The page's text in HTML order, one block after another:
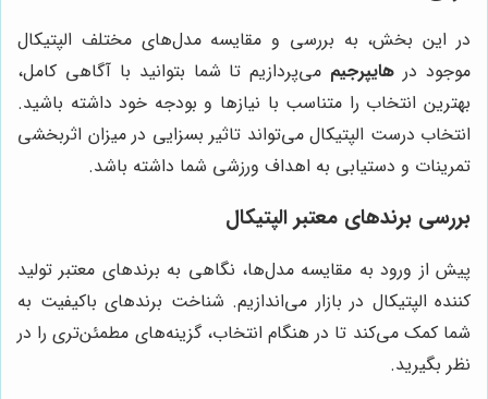
در این بخش، به بررسی و مقایسه مدل‌های مختلف الپتیکال
موجود در هایپرجیم می‌پردازیم تا شما بتوانید با آگاهی کامل،
بهترین انتخاب را متناسب با نیازها و بودجه خود داشته باشید.
انتخاب درست الپتیکال می‌تواند تاثیر بسزایی در میزان اثربخشی
تمرینات و دستیابی به اهداف ورزشی شما داشته باشد.
بررسی برندهای معتبر الپتیکال
پیش از ورود به مقایسه مدل‌ها، نگاهی به برندهای معتبر تولید
کننده الپتیکال در بازار می‌اندازیم. شناخت برندهای باکیفیت به
شما کمک می‌کند تا در هنگام انتخاب، گزینه‌های مطمئن‌تری را در
نظر بگیرید.